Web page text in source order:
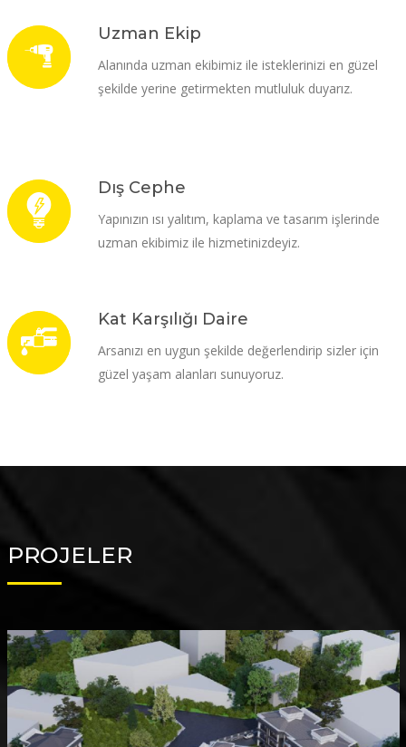
Uzman Ekip
Alanında uzman ekibimiz ile isteklerinizi en güzel
şekilde yerine getirmekten mutluluk duyarız.
Dış Cephe
Yapınızın ısı yalıtım, kaplama ve tasarım işlerinde
uzman ekibimiz ile hizmetinizdeyiz.
Kat Karşılığı Daire
Arsanızı en uygun şekilde değerlendirip sizler için
güzel yaşam alanları sunuyoruz.
PROJELER